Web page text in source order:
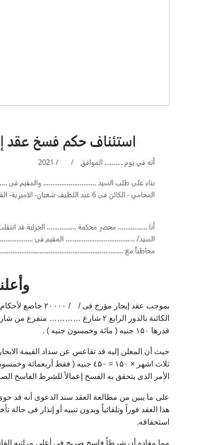
بموجب عقد إيجار
الكائنة بالدور الرابع ۲ شارع
قدرها ۱۵۰ جنيه ( مائة وخمسون جنيه ) .
ثلاث اشهر × ۱۵۰ = ٤۵۰ جنيه ( فقط
الأمر الذى يتحقق به الفسخ إعمالاً للشرط الفاسخ الصريح الوارد
على ما يبين من مطالعة العقد سند الدعوى أنه قد
هذا العقد فوراً وتلقائياً وبدون تنبيه أو إنذار فى
استحقاقه.
مما مفاده أن شرطاً فاسخ صريح فى أعلى مراتبه